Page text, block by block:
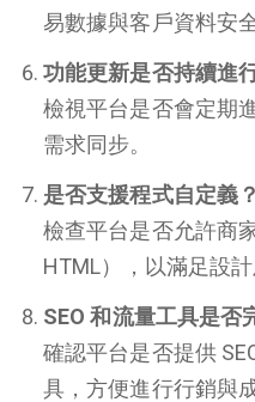
易數據與客戶資料安全
功能更新是否持續進
檢視平台是否會定期
需求同步。
是否支援程式自定義？
檢查平台是否允許商
HTML），以滿足設計
SEO 和流量工具是否
確認平台是否提供
具，方便進行行銷與